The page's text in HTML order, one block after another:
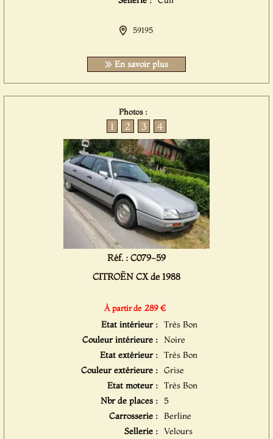
59195
En savoir plus
Photos :
1 2 3 4
Réf. : C079-59
CITROËN CX de 1988
À partir de 289 €
Etat intérieur : Très Bon
Couleur intérieure : Noire
Etat extérieur : Très Bon
Couleur extérieure : Grise
Etat moteur : Très Bon
Nbr de places : 5
Carrosserie : Berline
Sellerie : Velours